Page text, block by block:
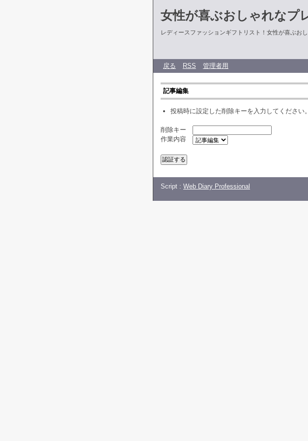
女性が喜ぶおしゃれなプ
レディースファッションギフトリスト！女性が喜ぶお
戻る RSS 管理者用
記事編集
投稿時に設定した削除キーを入力してください。
削除キー
作業内容
Script : Web Diary Professional